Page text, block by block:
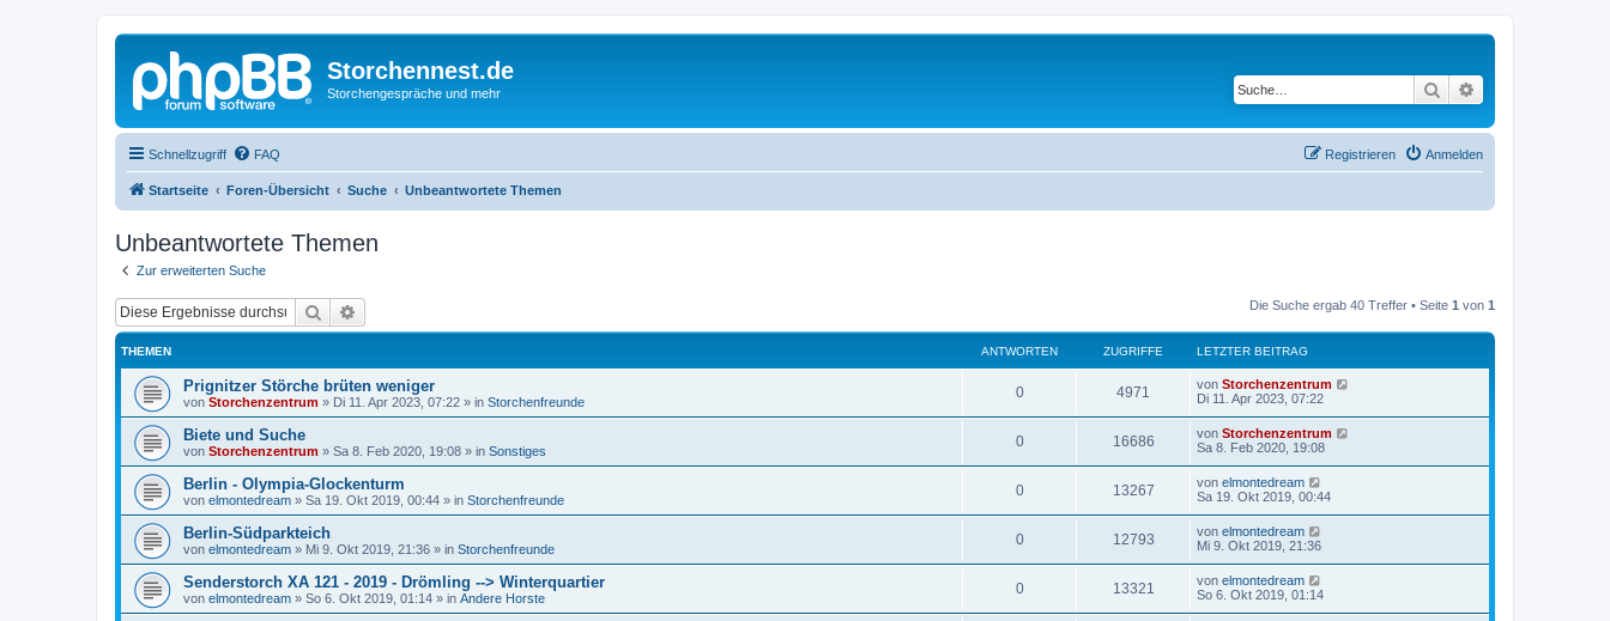
Storchennest.de
Storchengespräche und mehr Suche
Schnellzugriff FAQ Anmelden
Registrieren
Startseite Foren-Übersicht Suche Unbeantwortete Themen
Unbeantwortete Themen
Zur erweiterten Suche
Suche Die Suche ergab 40 Treffer • Seite 1 von 1
THEMEN ANTWORTEN ZUGRIFFE LETZTER BEITRAG
Prignitzer Störche brüten weniger
von Storchenzentrum » Di 11. Apr 2023, 07:22 » in Storchenfreunde
0 4971 von Storchenzentrum
Di 11. Apr 2023, 07:22
Biete und Suche
von Storchenzentrum » Sa 8. Feb 2020, 19:08 » in Sonstiges
0 16686 von Storchenzentrum
Sa 8. Feb 2020, 19:08
Berlin - Olympia-Glockenturm
von elmontedream » Sa 19. Okt 2019, 00:44 » in Storchenfreunde
0 13267 von elmontedream
Sa 19. Okt 2019, 00:44
Berlin-Südparkteich
von elmontedream » Mi 9. Okt 2019, 21:36 » in Storchenfreunde
0 12793 von elmontedream
Mi 9. Okt 2019, 21:36
Senderstorch XA 121 - 2019 - Drömling --> Winterquartier
von elmontedream » So 6. Okt 2019, 01:14 » in Andere Horste
0 13321 von elmontedream
So 6. Okt 2019, 01:14